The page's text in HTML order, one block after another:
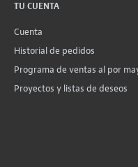
TU CUENTA
Cuenta
Historial de pedidos
Programa de ventas al por
Proyectos y listas de deseos